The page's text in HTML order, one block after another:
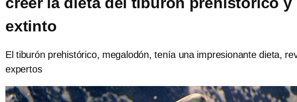
extinto
El tiburón prehistórico, megalodón, tenía una impresionante dieta,
expertos